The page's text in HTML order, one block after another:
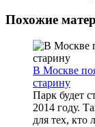
Похожие
В Москве
старину
Парк будет
2014 году.
для тех, кто